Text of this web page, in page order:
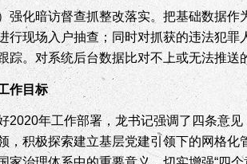
强化暗访督查抓整改落实。 把基础数据作
行现场入户抽查；同时对抓获的违法犯
踪。对系统后台数据比对不上或无法推送
作目标
2020年工作部署，龙书记强调了四条意见
，积极探索建立基层党建引领下的网格